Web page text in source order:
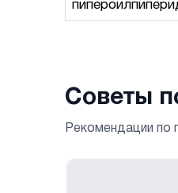
Советы
Рекомендации по